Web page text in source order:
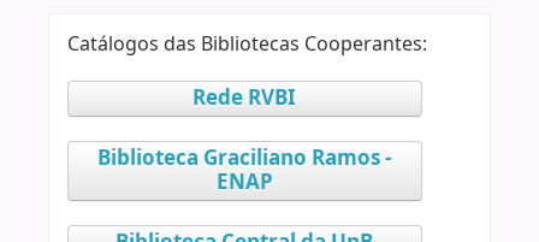
Catálogos das Bibliotecas Cooperantes:
Rede RVBI
Biblioteca Graciliano Ramos -
ENAP